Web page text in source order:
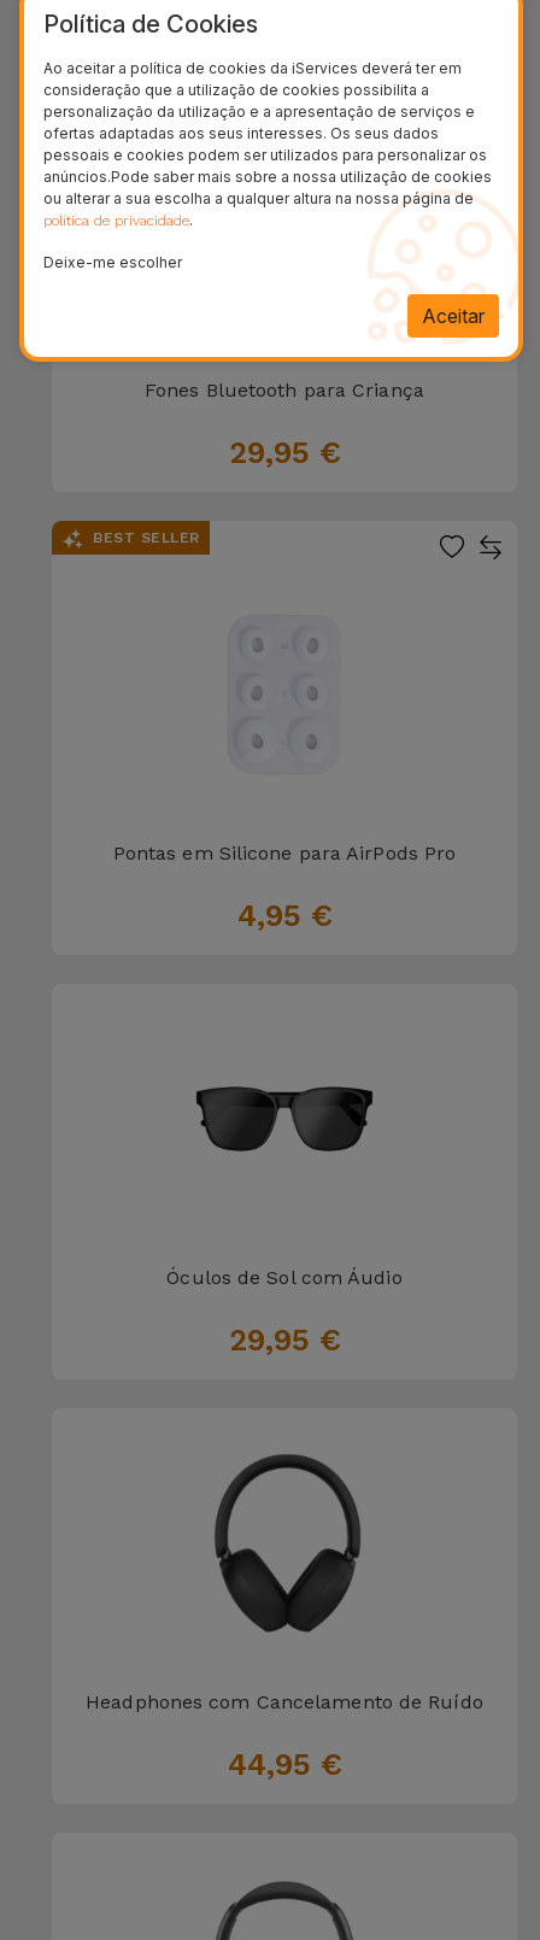
29,95 €
Fones Bluetooth para Criança
29,95 €
BEST SELLER
Pontas em Silicone para AirPods Pro
4,95 €
Óculos de Sol com Áudio
29,95 €
Headphones com Cancelamento de Ruído
44,95 €
Política de Cookies
Ao aceitar a política de cookies da iServices deverá ter em
consideração que a utilização de cookies possibilita a
personalização da utilização e a apresentação de serviços e
ofertas adaptadas aos seus interesses. Os seus dados
pessoais e cookies podem ser utilizados para personalizar os
anúncios.Pode saber mais sobre a nossa utilização de cookies
ou alterar a sua escolha a qualquer altura na nossa página de
política de privacidade.
Deixe-me escolher
Aceitar